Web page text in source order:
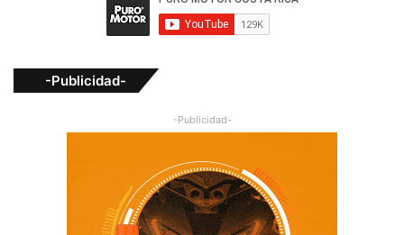
-Publicidad-
-Publicidad-